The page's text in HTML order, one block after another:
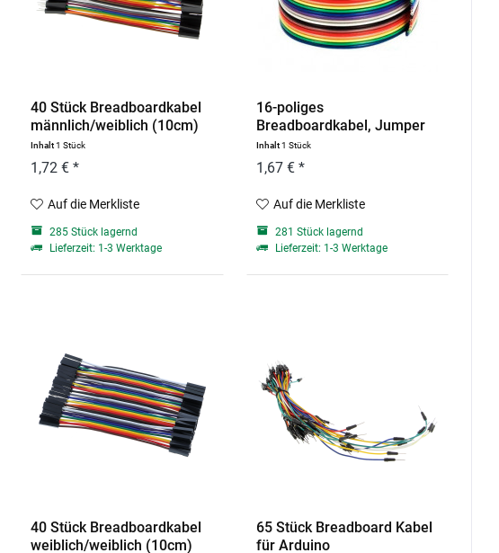
40 Stück Breadboardkabel
männlich/weiblich (10cm)
Inhalt1 Stück
1,72 € *
Auf die Merkliste
285 Stück lagernd
Lieferzeit: 1-3 Werktage
16-poliges
Breadboardkabel, Jumper
Kabel -...
Inhalt1 Stück
1,67 € *
Auf die Merkliste
281 Stück lagernd
Lieferzeit: 1-3 Werktage
40 Stück Breadboardkabel
weiblich/weiblich (10cm)
65 Stück Breadboard Kabel
für Arduino